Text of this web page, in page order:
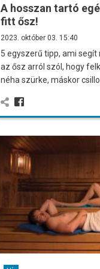
A hosszan tartó
fitt ősz!
2023. október 03. 15:40
5 egyszerű tipp, ami
az ősz arról szól, hogy
néha szürke, máskor